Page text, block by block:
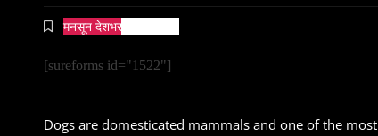
मनसून देशभर प्रवेश गर्दै ।
[sureforms id="1522"]
Dogs are domesticated mammals and one of the most